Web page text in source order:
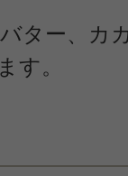
ター、カ
す。